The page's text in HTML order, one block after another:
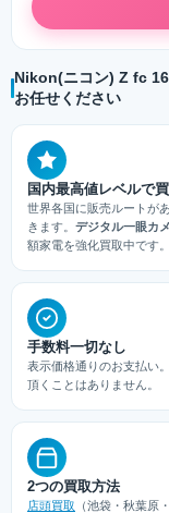
Nikon(ニコン) Z fc
お任せください
国内最高値レベルで
世界各国に販売ルートが
きます。 デジタル一眼カ
額家電を強化買取中です。
手数料一切なし
表示価格通りのお支払い
頂くことはありません。
2つの買取方法
店頭買取 （池袋・秋葉原